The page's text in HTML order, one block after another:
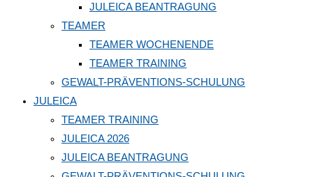
JULEICA BEANTRAGUNG
TEAMER
TEAMER WOCHENENDE
TEAMER TRAINING
GEWALT-PRÄVENTIONS-SCHULUNG
JULEICA
TEAMER TRAINING
JULEICA 2026
JULEICA BEANTRAGUNG